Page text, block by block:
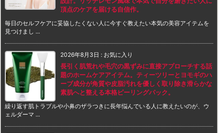
頂点のケアを届ける自信作。
毎日のセルフケアに妥協したくない人に今すぐ教えたい本気の美容アイテムを
見つけまし ...
2026年8月3日 : お気に入り
長引く肌荒れや毛穴の黒ずみに直接アプローチする話
題のホームケアアイテム。ティーツリーとヨモギのハ
ーブ成分が角質や皮脂汚れを優しく取り除き滑らかな
素肌へと整える本格ピーリングパック。
繰り返す肌トラブルや小鼻のザラつきに長年悩んでいる人に教えたいのが、ウ
ェルダーマ ...